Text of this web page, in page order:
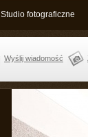
Studio fotograficzne
Wyślij wiadomość